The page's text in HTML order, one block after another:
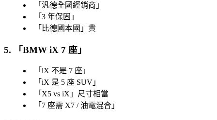
「 汎德全國經銷商 」
「 3 年保固 」
「 比德國本國 」貴
5. 「BMW iX 7 座 」
「 iX 不是 7 座 」
「 iX 是 5 座 SUV 」
「 X5 vs iX 」尺寸相當
「 7 座需 X7 / 油電混合 」